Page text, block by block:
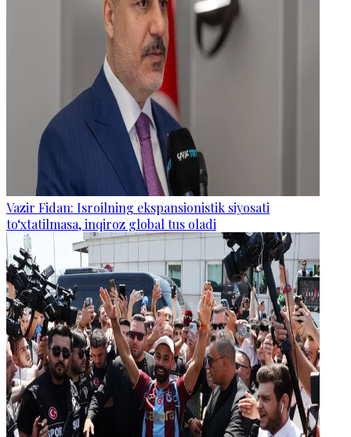
Vazir Fidan: Isroilning ekspansionistik siyosati
to‘xtatilmasa, inqiroz global tus oladi